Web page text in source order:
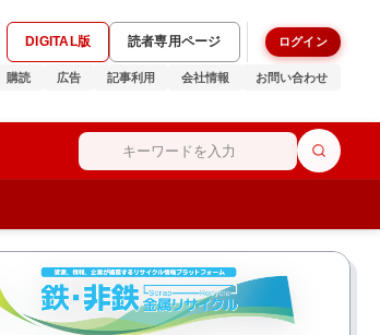
DIGITAL版 読者専用ページ ログイン
購読 広告 記事利用 会社情報 お問い合わせ